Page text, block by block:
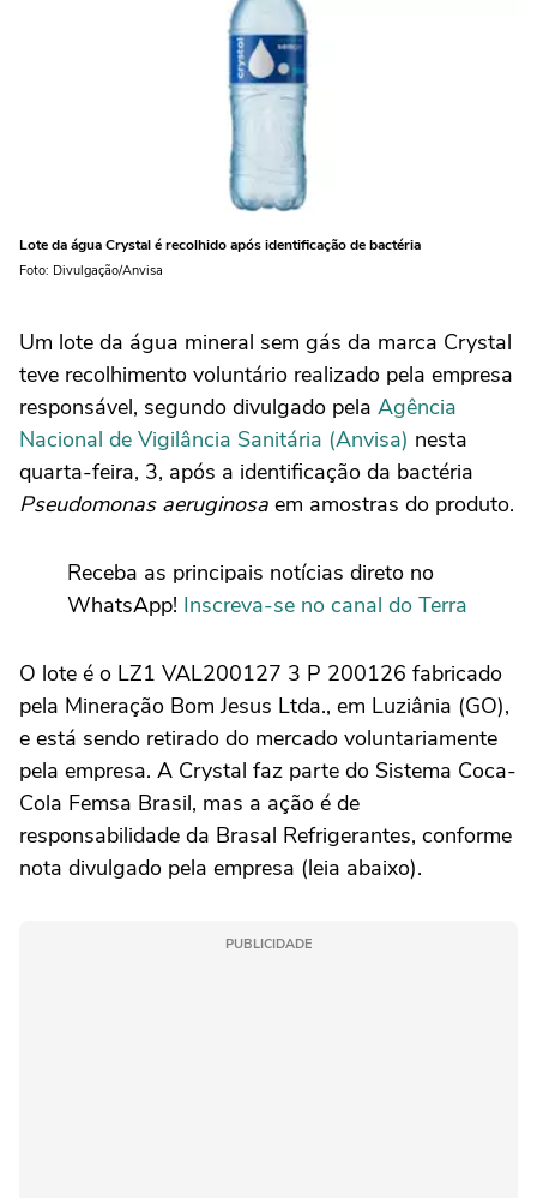
Lote da água Crystal é recolhido após identificação de bactéria
Foto: Divulgação/Anvisa
Um lote da água mineral sem gás da marca Crystal
teve recolhimento voluntário realizado pela empresa
responsável, segundo divulgado pela Agência
Nacional de Vigilância Sanitária (Anvisa) nesta
quarta-feira, 3, após a identificação da bactéria
Pseudomonas aeruginosa em amostras do produto.
Receba as principais notícias direto no
WhatsApp! Inscreva-se no canal do Terra
O lote é o LZ1 VAL200127 3 P 200126 fabricado
pela Mineração Bom Jesus Ltda., em Luziânia (GO),
e está sendo retirado do mercado voluntariamente
pela empresa. A Crystal faz parte do Sistema Coca-
Cola Femsa Brasil, mas a ação é de
responsabilidade da Brasal Refrigerantes, conforme
nota divulgado pela empresa (leia abaixo).
PUBLICIDADE